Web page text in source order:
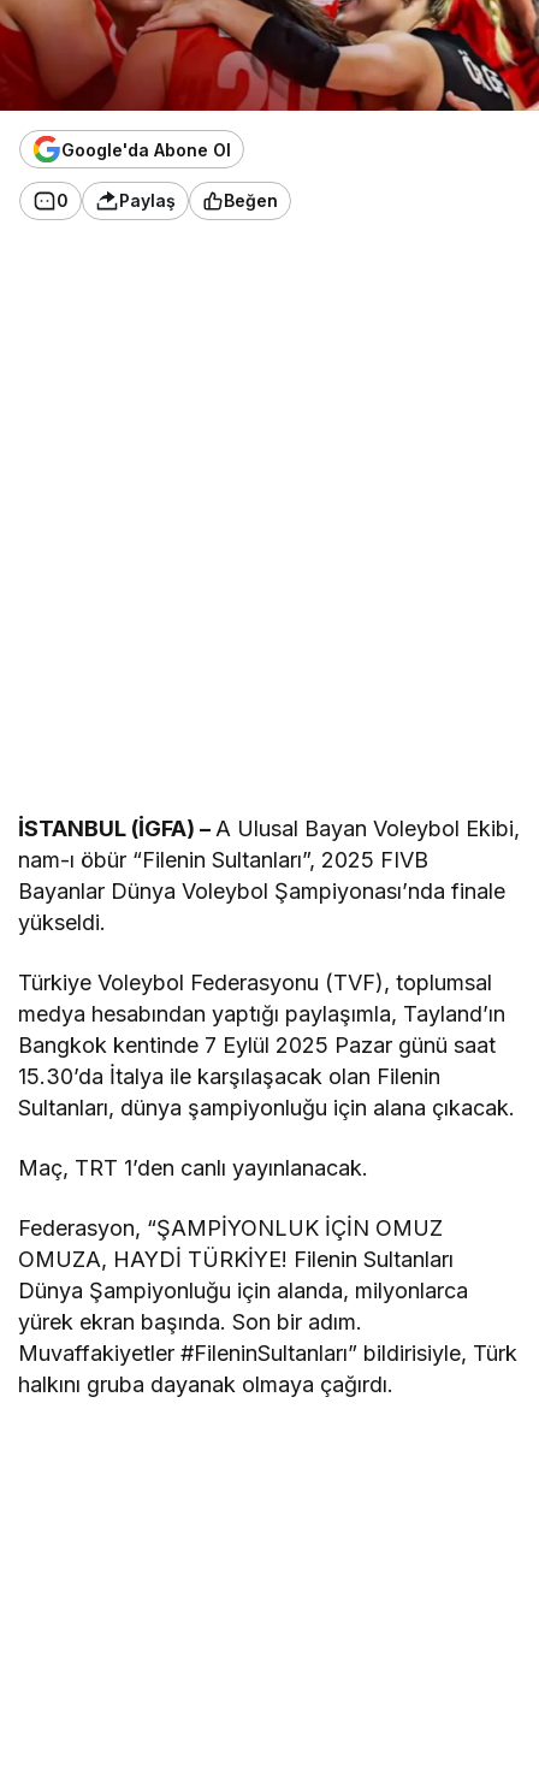
Google'da Abone Ol
0 Paylaş Beğen
İSTANBUL (İGFA) – A Ulusal Bayan Voleybol Ekibi,
nam-ı öbür “Filenin Sultanları”, 2025 FIVB
Bayanlar Dünya Voleybol Şampiyonası’nda finale
yükseldi.
Türkiye Voleybol Federasyonu (TVF), toplumsal
medya hesabından yaptığı paylaşımla, Tayland’ın
Bangkok kentinde 7 Eylül 2025 Pazar günü saat
15.30’da İtalya ile karşılaşacak olan Filenin
Sultanları, dünya şampiyonluğu için alana çıkacak.
Maç, TRT 1’den canlı yayınlanacak.
Federasyon, “ŞAMPİYONLUK İÇİN OMUZ
OMUZA, HAYDİ TÜRKİYE! Filenin Sultanları
Dünya Şampiyonluğu için alanda, milyonlarca
yürek ekran başında. Son bir adım.
Muvaffakiyetler #FileninSultanları” bildirisiyle, Türk
halkını gruba dayanak olmaya çağırdı.